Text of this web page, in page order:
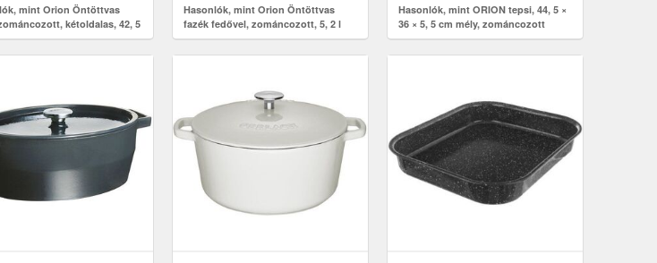
mint Orion Öntöttvas
kétoldalas, 42, 5
cm
Hasonlók, mint Orion Öntöttvas
fazék fedővel, zománcozott, 5, 2 l
Hasonlók, mint ORION tepsi, 44, 5 ×
36 × 5, 5 cm mély, zománcozott